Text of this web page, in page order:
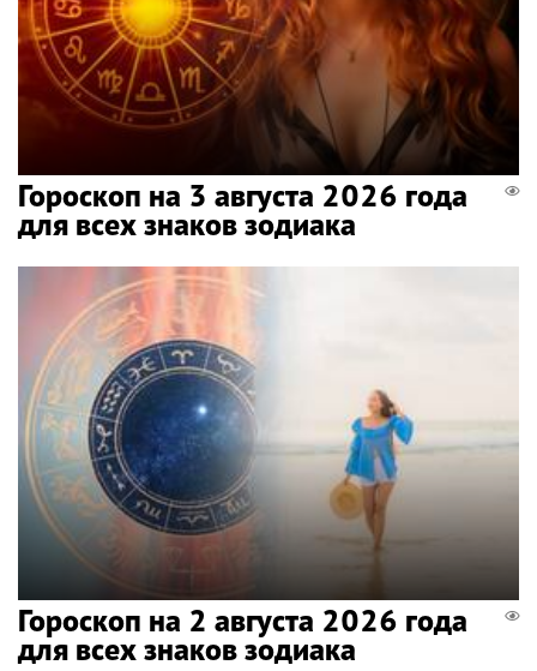
Гороскоп на 3 августа 2026 года
для всех знаков зодиака
Гороскоп на 2 августа 2026 года
для всех знаков зодиака